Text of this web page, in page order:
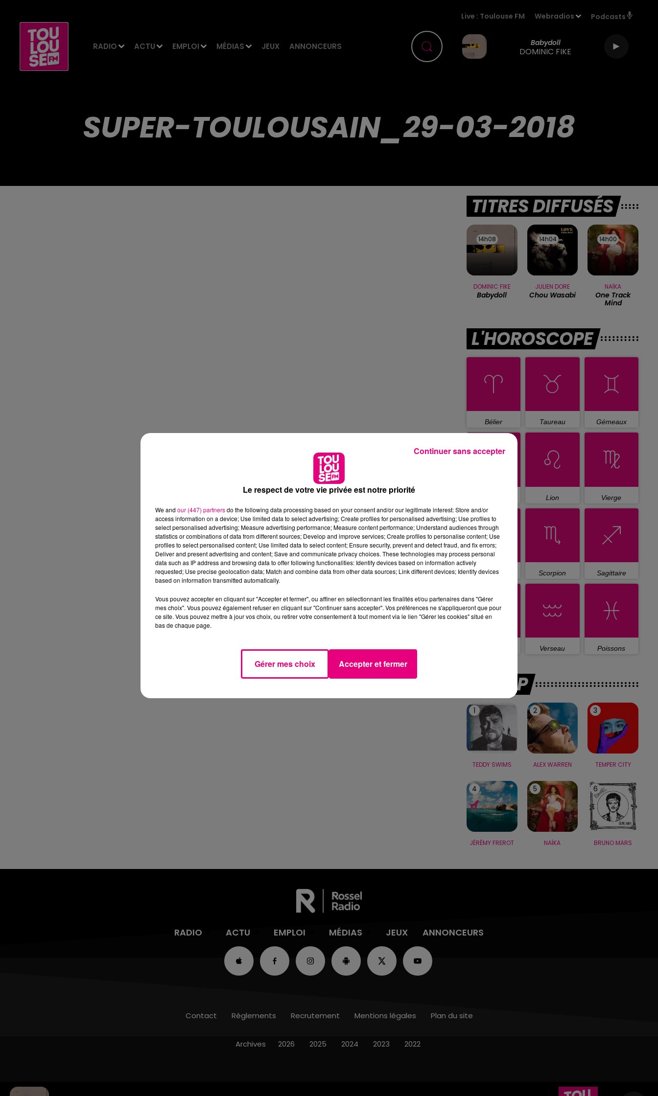
RADIO ACTU EMPLOI MÉDIAS JEUX ANNONCEURS
Live : Toulouse FM Webradios Podcasts
Babydoll
DOMINIC FIKE
SUPER-TOULOUSAIN_29-03-2018
TITRES DIFFUSÉS
14h08
14h08
DOMINIC FIKE
Babydoll
14h04
14h04
JULIEN DORE
Chou Wasabi
14h00
14h00
NAÏKA
One Track
Mind
L'HOROSCOPE
Bélier Taureau Gémeaux
Lion Vierge
Balance Scorpion Sagittaire
Verseau Poissons
LE TOP
1
TEDDY SWIMS
2
ALEX WARREN
3
TEMPER CITY
4
JÉRÉMY FREROT
5
NAÏKA
6
BRUNO MARS
RADIO ACTU EMPLOI MÉDIAS JEUX ANNONCEURS
Contact Règlements Recrutement Mentions légales Plan du site
Archives 2026 2025 2024 2023 2022
Le respect de votre vie privée est notre priorité
We and our (447) partnersdo the following data processing based on your consent and/or our legitimate interest: Store and/or
access information on a device; Use limited data to select advertising; Create profiles for personalised advertising; Use profiles to
select personalised advertising; Measure advertising performance; Measure content performance; Understand audiences through
statistics or combinations of data from different sources; Develop and improve services; Create profiles to personalise content; Use
profiles to select personalised content; Use limited data to select content; Ensure security, prevent and detect fraud, and fix errors;
Deliver and present advertising and content; Save and communicate privacy choices. These technologies may process personal
data such as IP address and browsing data to offer following functionalities: Identify devices based on information actively
requested; Use precise geolocation data; Match and combine data from other data sources; Link different devices; Identify devices
based on information transmitted automatically.
Vous pouvez accepter en cliquant sur "Accepter et fermer", ou affiner en sélectionnant les finalités et/ou partenaires dans "Gérer
mes choix". Vous pouvez également refuser en cliquant sur "Continuer sans accepter". Vos préférences ne s'appliqueront que pour
ce site. Vous pouvez mettre à jour vos choix, ou retirer votre consentement à tout moment via le lien "Gérer les cookies" situé en
bas de chaque page.
Gérer mes choix Accepter et fermer
Continuer sans accepter